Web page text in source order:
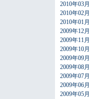
2010年03月
2010年02月
2010年01月
2009年12月
2009年11月
2009年10月
2009年09月
2009年08月
2009年07月
2009年06月
2009年05月